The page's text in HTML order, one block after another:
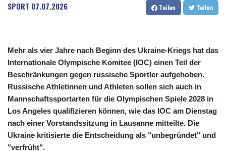
SPORT 07.07.2026 Teilen Teilen
Mehr als vier Jahre nach Beginn des Ukraine-Kriegs hat das
Internationale Olympische Komitee (IOC) einen Teil der
Beschränkungen gegen russische Sportler aufgehoben.
Russische Athletinnen und Athleten sollen sich auch in
Mannschaftssportarten für die Olympischen Spiele 2028 in
Los Angeles qualifizieren können, wie das IOC am Dienstag
nach einer Vorstandssitzung in Lausanne mitteilte. Die
Ukraine kritisierte die Entscheidung als "unbegründet" und
"verfrüht".